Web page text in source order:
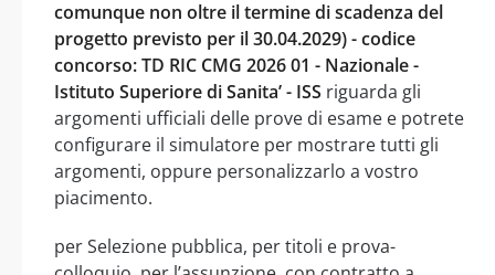
comunque non oltre il termine di scadenza del
progetto previsto per il 30.04.2029) - codice
concorso: TD RIC CMG 2026 01 - Nazionale -
Istituto Superiore di Sanita’ - ISS riguarda gli
argomenti ufficiali delle prove di esame e potrete
configurare il simulatore per mostrare tutti gli
argomenti, oppure personalizzarlo a vostro
piacimento.
per Selezione pubblica, per titoli e prova-